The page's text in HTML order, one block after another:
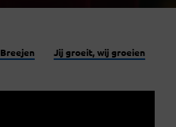
Jij groeit, wij groeien